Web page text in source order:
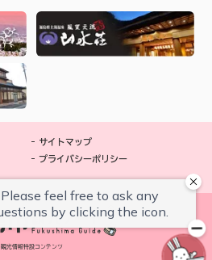
サイトマップ
プライバシーポリシー
観光情報特設コンテンツ